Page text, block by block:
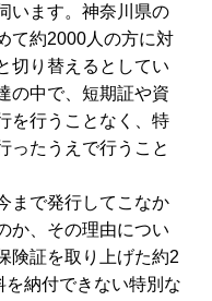
います。神奈川県の
て約2000人の方に対
切り替えるとしてい
の中で、短期証や資
を行うことなく、特
ったうえで行うこと
まで発行してこなか
か、その理由につい
険証を取り上げた約2
納付できない特別な